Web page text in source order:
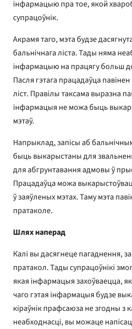
інфармацыю пра тое, якой
супрацоўнік.
Акрамя таго, мэта будзе
бальнічнага ліста. Тады няма
інфармацыю на працягу больш
Пасля гэтага працадаўца
ліст. Правілы таксама выразна
інфармацыя не можа быць
мэтаў.
Напрыклад, запісы аб
быць выкарыстаны для
для абгрунтавання адмовы ў
Працадаўца можа
ў заяўленых мэтах. Таму мэта
пратаколе.
Шлях наперад
Калі вы дасягнеце пагаднення,
пратакол. Тады супрацоўнікі
якая інфармацыя захоўваецца, як
чаго гэтая інфармацыя будзе
кіраўнік прафсаюза не згодны з
неабходнасці, вы можаце